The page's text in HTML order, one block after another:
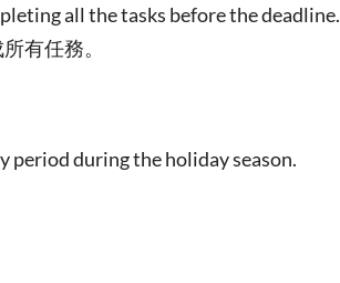
all the tasks before the deadline.
有任務。
period during the holiday season.